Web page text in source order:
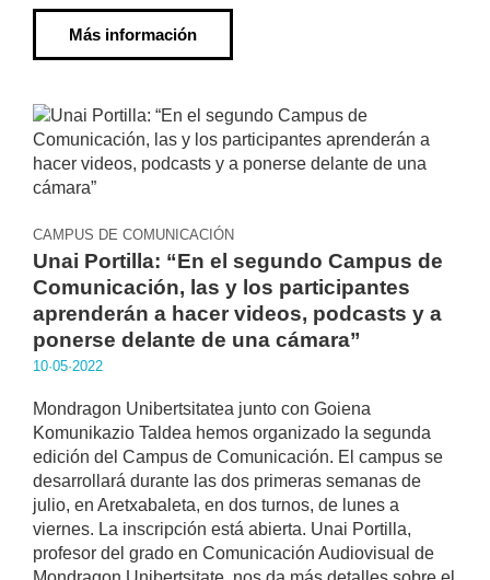
Más información
CAMPUS DE COMUNICACIÓN
Unai Portilla: “En el segundo Campus de
Comunicación, las y los participantes
aprenderán a hacer videos, podcasts y a
ponerse delante de una cámara”
10·05·2022
Mondragon Unibertsitatea junto con Goiena
Komunikazio Taldea hemos organizado la segunda
edición del Campus de Comunicación. El campus se
desarrollará durante las dos primeras semanas de
julio, en Aretxabaleta, en dos turnos, de lunes a
viernes. La inscripción está abierta. Unai Portilla,
profesor del grado en Comunicación Audiovisual de